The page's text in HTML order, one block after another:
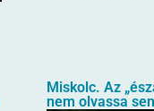
Miskolc. Az
nem olvassa